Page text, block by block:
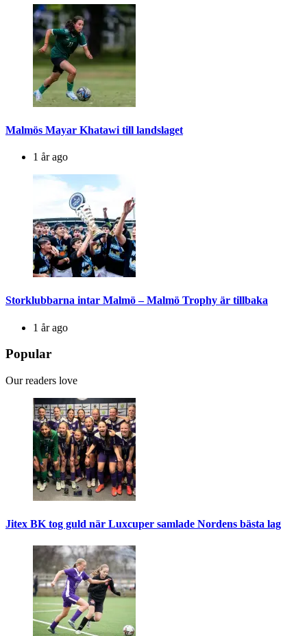
Malmös Mayar Khatawi till landslaget
1 år ago
Storklubbarna intar Malmö – Malmö Trophy är tillbaka
1 år ago
Popular
Our readers love
Jitex BK tog guld när Luxcuper samlade Nordens bästa lag